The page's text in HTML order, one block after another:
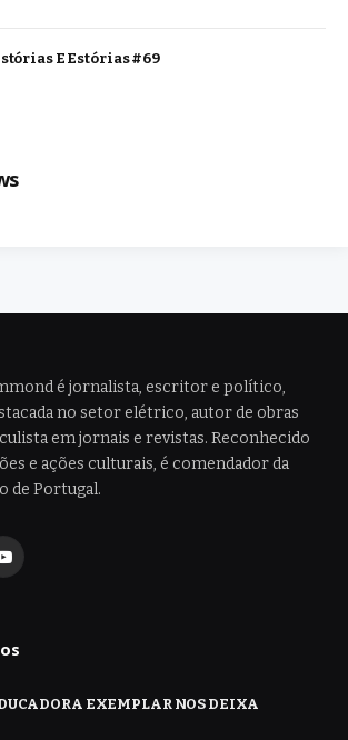
E Estórias #69
é jornalista, escritor e político,
no setor elétrico, autor de obras
em jornais e revistas. Reconhecido
e ações culturais, é comendador da
de Portugal.
YouTube
EXEMPLAR NOS DEIXA